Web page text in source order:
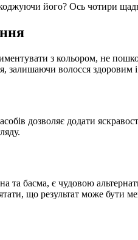
його? Ось чотири
з кольором, не
залишаючи волосся здоровим
дозволяє додати
та басма, є чудовою
що результат може бути